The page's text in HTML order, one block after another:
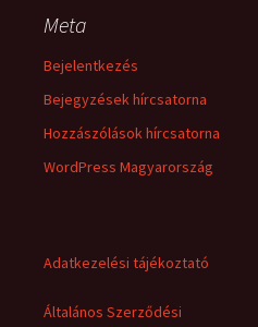
Meta
Bejelentkezés
Bejegyzések hírcsatorna
Hozzászólások hírcsatorna
WordPress Magyarország
Adatkezelési tájékoztató
Általános Szerződési